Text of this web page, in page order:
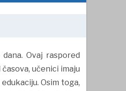
Ovaj raspored
učenici imaju
Osim toga,